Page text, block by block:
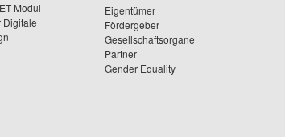
Modul
Digitale
Eigentümer
Fördergeber
Gesellschaftsorgane
Partner
Gender Equality